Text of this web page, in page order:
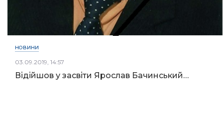
НОВИНИ
03.09.2019, 14:57
Відійшов у засвіти Ярослав Бачинський…